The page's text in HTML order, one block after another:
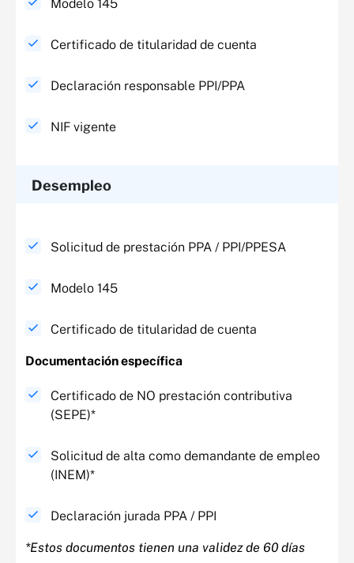
Modelo 145
Certificado de titularidad de cuenta
Declaración responsable PPI/PPA
NIF vigente
Desempleo
Solicitud de prestación PPA / PPI/PPESA
Modelo 145
Certificado de titularidad de cuenta
Documentación específica​
Certificado de NO prestación contributiva
(SEPE)*
Solicitud de alta como demandante de empleo
(INEM)*
Declaración jurada PPA / PPI
*Estos documentos tienen una validez de 60 días ​